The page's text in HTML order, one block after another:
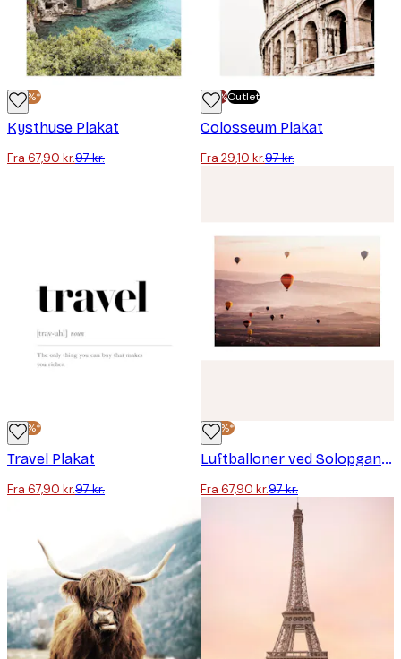
-30%*
Kysthuse Plakat
Fra 67,90 kr.97 kr.
-70%Outlet
Colosseum Plakat
Fra 29,10 kr.97 kr.
-30%*
Travel Plakat
Fra 67,90 kr.97 kr.
-30%*
Luftballoner ved Solopgang Plakat
Fra 67,90 kr.97 kr.